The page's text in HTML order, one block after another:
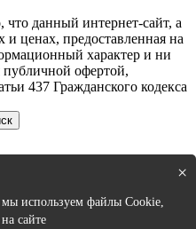
данный интернет-сайт, а
и ценах, предоставленная на
характер и ни
публичной офертой,
437 Гражданского кодекса
×
используем файлы Cookie,
на сайте